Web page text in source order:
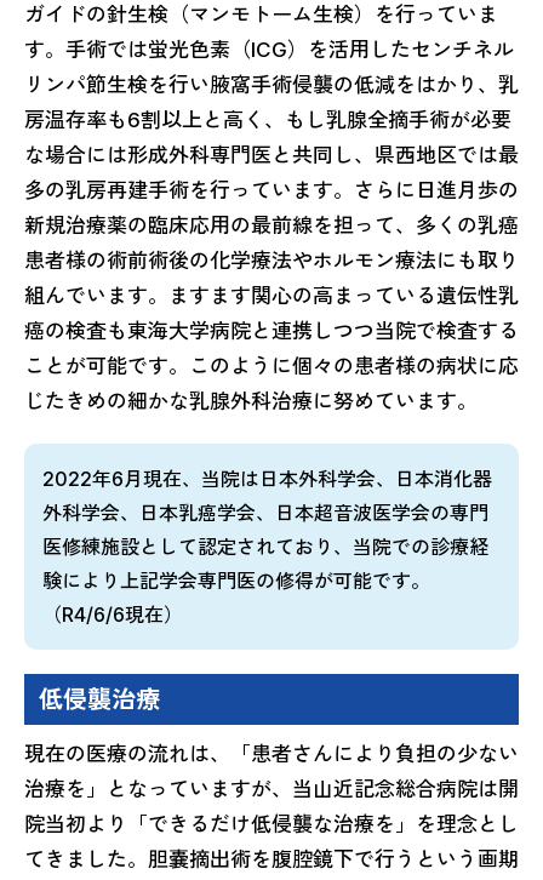
ガイドの針生検（マンモトーム生検）を行っていま
す。手術では蛍光色素（ICG）を活用したセンチネル
リンパ節生検を行い腋窩手術侵襲の低減をはかり、乳
房温存率も6割以上と高く、もし乳腺全摘手術が必要
な場合には形成外科専門医と共同し、県西地区では最
多の乳房再建手術を行っています。さらに日進月歩の
新規治療薬の臨床応用の最前線を担って、多くの乳癌
患者様の術前術後の化学療法やホルモン療法にも取り
組んでいます。ますます関心の高まっている遺伝性乳
癌の検査も東海大学病院と連携しつつ当院で検査する
ことが可能です。このように個々の患者様の病状に応
じたきめの細かな乳腺外科治療に努めています。
2022年6月現在、当院は日本外科学会、日本消化器
外科学会、日本乳癌学会、日本超音波医学会の専門
医修練施設として認定されており、当院での診療経
験により上記学会専門医の修得が可能です。
（R4/6/6現在）
低侵襲治療
現在の医療の流れは、「患者さんにより負担の少ない
治療を」となっていますが、当山近記念総合病院は開
院当初より「できるだけ低侵襲な治療を」を理念とし
てきました。胆嚢摘出術を腹腔鏡下で行うという画期